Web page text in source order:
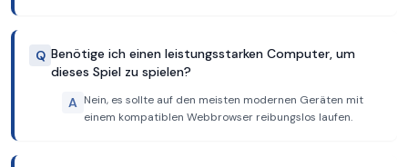
Q Benötige ich einen leistungsstarken Computer, um
dieses Spiel zu spielen?
A Nein, es sollte auf den meisten modernen Geräten mit
einem kompatiblen Webbrowser reibungslos laufen.